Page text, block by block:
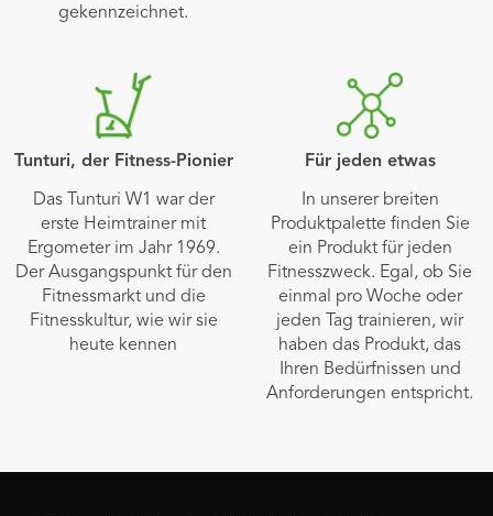
gekennzeichnet.
Tunturi, der Fitness-Pionier
Das Tunturi W1 war der
erste Heimtrainer mit
Ergometer im Jahr 1969.
Der Ausgangspunkt für den
Fitnessmarkt und die
Fitnesskultur, wie wir sie
heute kennen
Für jeden etwas
In unserer breiten
Produktpalette finden Sie
ein Produkt für jeden
Fitnesszweck. Egal, ob Sie
einmal pro Woche oder
jeden Tag trainieren, wir
haben das Produkt, das
Ihren Bedürfnissen und
Anforderungen entspricht.